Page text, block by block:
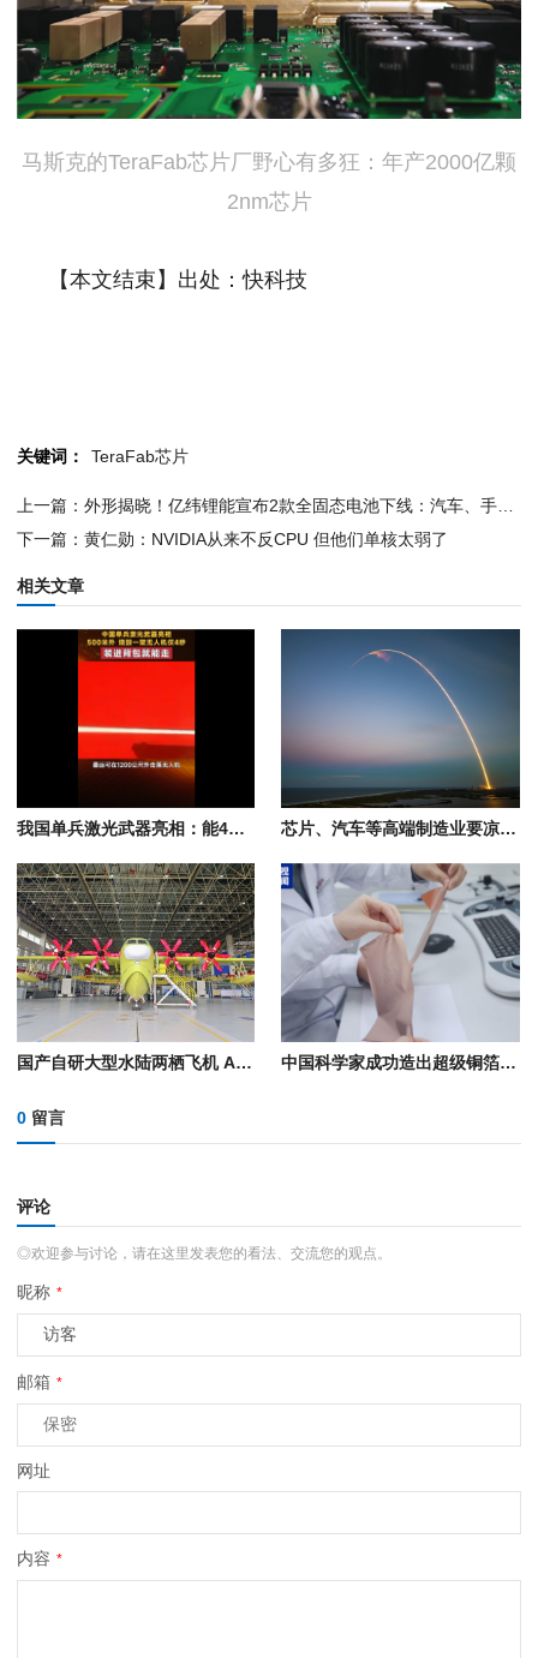
马斯克的TeraFab芯片厂野心有多狂：年产2000亿颗
2nm芯片
【本文结束】出处：快科技
关键词： TeraFab芯片
下一篇：黄仁勋：NVIDIA从来不反CPU 但他们单核太弱了
相关文章
我国单兵激光武器亮相：能4秒内自主识别、跟踪、锁定、烧毁无人机 芯片、汽车等高端制造业要凉凉！全球最大钨生产国中国对日本钨出口量已降至零
国产自研大型水陆两栖飞机 AG600鲲龙批产第四架机生产试飞成功 中国科学家成功造出超级铜箔！将减少手机充电发热
0 留言
评论
◎欢迎参与讨论，请在这里发表您的看法、交流您的观点。
昵称 *
邮箱 *
网址
内容 *